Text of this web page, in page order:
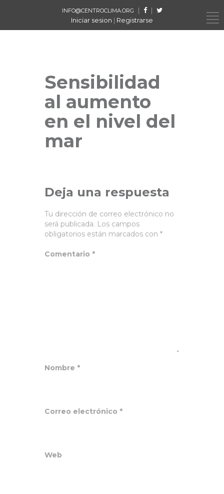
INFO@CENTROCLIMA.ORG |
|
Iniciar sesion | Registrarse
Sensibilidad
al aumento
en el nivel del
mar
Deja una respuesta
Tu dirección de correo electrónico no
será publicada. Los campos
obligatorios están marcados con *
Comentario *
Nombre *
Correo electrónico *
Web